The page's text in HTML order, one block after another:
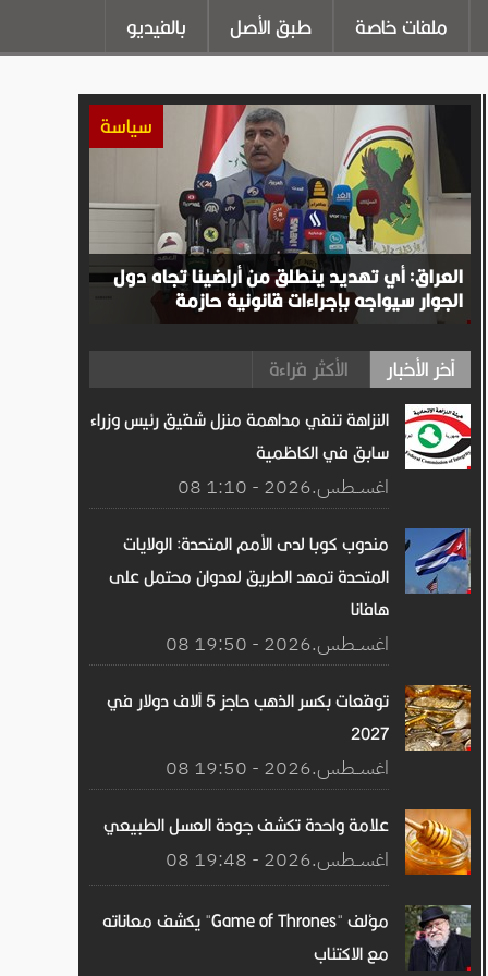
ملفات خاصة طبق الأصل بالفيديو
سياسة
العراق: أي تهديد ينطلق من أراضينا تجاه دول
الجوار سيواجه بإجراءات قانونية حازمة
آخر الأخبار الأكثر قراءة
النزاهة تنفي مداهمة منزل شقيق رئيس وزراء
سابق في الكاظمية
08 اغســطس.2026 - 1:10
مندوب كوبا لدى الأمم المتحدة: الولايات
المتحدة تمهد الطريق لعدوان محتمل على
هافانا
08 اغســطس.2026 - 19:50
توقعات بكسر الذهب حاجز 5 آلاف دولار في
2027
08 اغســطس.2026 - 19:50
علامة واحدة تكشف جودة العسل الطبيعي
08 اغســطس.2026 - 19:48
مؤلف "Game of Thrones" يكشف معاناته
مع الاكتئاب